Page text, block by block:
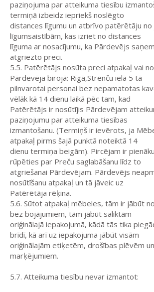
paziņojuma par atteikuma tiesību
termiņā izbeidz iepriekš noslēgto
distances līgumu un atbrīvo patērētāju no
līgumsaistībām, kas izriet no distances
līguma ar nosacījumu, ka Pārdevējs
atgriezto preci.
5.5. Patērētājs nosūta preci atpakaļ vai
Pārdevēja birojā: Rīgā,Strenču ielā 5 tā
pilnvarotai personai bez nepamatotas
vēlāk kā 14 dienu laikā pēc tam, kad
Patērētājs ir nosūtījis Pārdevējam
paziņojumu par atteikuma tiesības
izmantošanu. (Termiņš ir ievērots, ja
atpakaļ pirms šajā punktā noteiktā 14
dienu termiņa beigām). Pircējam ir
rūpēties par Preču saglabāšanu līdz to
atgriešanai Pārdevējam. Pārdevējs
nosūtīšanu atpakaļ un tā jāveic uz
Patērētāja rēķina.
5.6. Sūtot atpakaļ mēbeles, tām ir jābūt
bez bojājumiem, tām jābūt saliktām
oriģinālajā iepakojumā, kādā tās tika
brīdī, kā arī uz iepakojuma jābūt visām
oriģinālajām etiķetēm, drošības plēvēm
marķējumiem.
5.7. Atteikuma tiesību nevar izmantot: